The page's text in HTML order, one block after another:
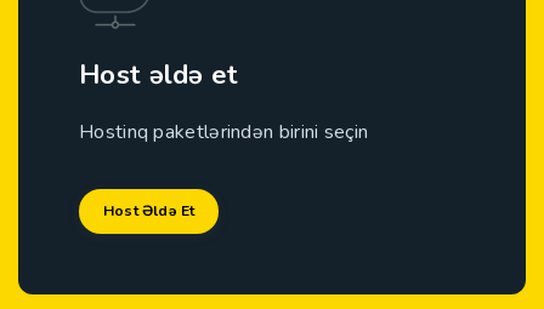
Host əldə et
Hostinq paketlərindən birini seçin
Host Əldə Et